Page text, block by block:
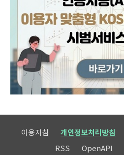
이용지침 개인정보처리방침
RSS
OpenAPI